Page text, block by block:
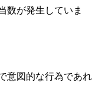
数が発生していま
意図的な行為であれ